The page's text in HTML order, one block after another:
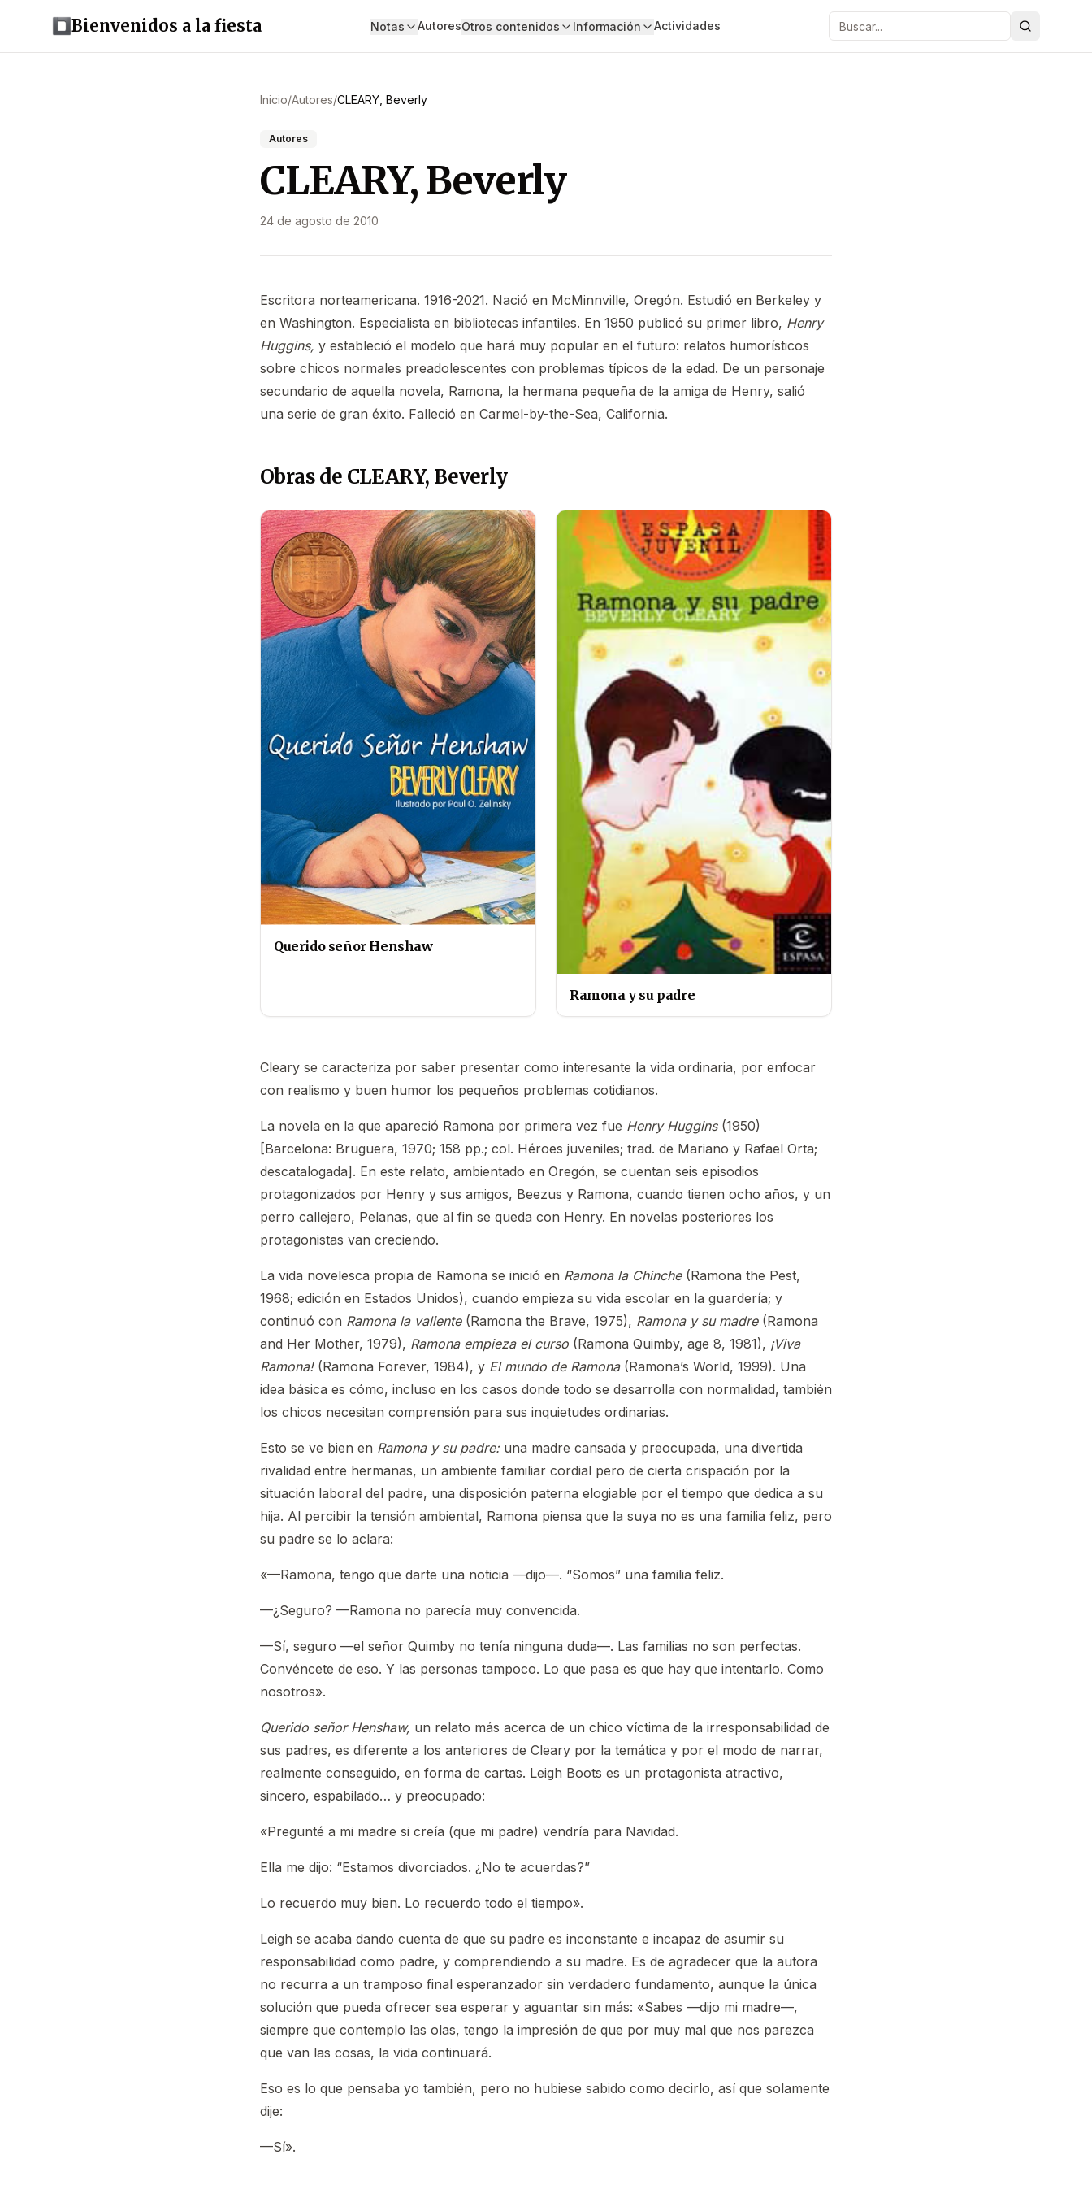
Bienvenidos a la fiesta Notas AutoresOtros contenidos Información Actividades Buscar
Inicio/Autores/CLEARY, Beverly
Autores
CLEARY, Beverly
24 de agosto de 2010
Escritora norteamericana. 1916-2021. Nació en McMinnville, Oregón. Estudió en Berkeley y
en Washington. Especialista en bibliotecas infantiles. En 1950 publicó su primer libro, Henry
Huggins, y estableció el modelo que hará muy popular en el futuro: relatos humorísticos
sobre chicos normales preadolescentes con problemas típicos de la edad. De un personaje
secundario de aquella novela, Ramona, la hermana pequeña de la amiga de Henry, salió
una serie de gran éxito. Falleció en Carmel-by-the-Sea, California.
Obras de CLEARY, Beverly
Querido señor Henshaw
Ramona y su padre
Cleary se caracteriza por saber presentar como interesante la vida ordinaria, por enfocar
con realismo y buen humor los pequeños problemas cotidianos.
La novela en la que apareció Ramona por primera vez fue Henry Huggins(1950)
[Barcelona: Bruguera, 1970; 158 pp.; col. Héroes juveniles; trad. de Mariano y Rafael Orta;
descatalogada]. En este relato, ambientado en Oregón, se cuentan seis episodios
protagonizados por Henry y sus amigos, Beezus y Ramona, cuando tienen ocho años, y un
perro callejero, Pelanas, que al fin se queda con Henry. En novelas posteriores los
protagonistas van creciendo.
La vida novelesca propia de Ramona se inició en Ramona la Chinche(Ramona the Pest,
1968; edición en Estados Unidos), cuando empieza su vida escolar en la guardería; y
continuó con Ramona la valiente(Ramona the Brave, 1975), Ramona y su madre(Ramona
and Her Mother, 1979), Ramona empieza el curso (Ramona Quimby, age 8, 1981), ¡Viva
Ramona!(Ramona Forever, 1984), y El mundo de Ramona(Ramona’s World, 1999). Una
idea básica es cómo, incluso en los casos donde todo se desarrolla con normalidad, también
los chicos necesitan comprensión para sus inquietudes ordinarias.
Esto se ve bien en Ramona y su padre:una madre cansada y preocupada, una divertida
rivalidad entre hermanas, un ambiente familiar cordial pero de cierta crispación por la
situación laboral del padre, una disposición paterna elogiable por el tiempo que dedica a su
hija. Al percibir la tensión ambiental, Ramona piensa que la suya no es una familia feliz, pero
su padre se lo aclara:
«—Ramona, tengo que darte una noticia —dijo—. “Somos” una familia feliz.
—¿Seguro? —Ramona no parecía muy convencida.
—Sí, seguro —el señor Quimby no tenía ninguna duda—. Las familias no son perfectas.
Convéncete de eso. Y las personas tampoco. Lo que pasa es que hay que intentarlo. Como
nosotros».
Querido señor Henshaw, un relato más acerca de un chico víctima de la irresponsabilidad de
sus padres, es diferente a los anteriores de Cleary por la temática y por el modo de narrar,
realmente conseguido, en forma de cartas. Leigh Boots es un protagonista atractivo,
sincero, espabilado… y preocupado:
«Pregunté a mi madre si creía (que mi padre) vendría para Navidad.
Ella me dijo: “Estamos divorciados. ¿No te acuerdas?”
Lo recuerdo muy bien. Lo recuerdo todo el tiempo».
Leigh se acaba dando cuenta de que su padre es inconstante e incapaz de asumir su
responsabilidad como padre, y comprendiendo a su madre. Es de agradecer que la autora
no recurra a un tramposo final esperanzador sin verdadero fundamento, aunque la única
solución que pueda ofrecer sea esperar y aguantar sin más: «Sabes —dijo mi madre—,
siempre que contemplo las olas, tengo la impresión de que por muy mal que nos parezca
que van las cosas, la vida continuará.
Eso es lo que pensaba yo también, pero no hubiese sabido como decirlo, así que solamente
dije:
—Sí».